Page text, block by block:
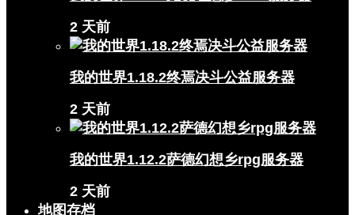
2 天前
我的世界1.18.2终焉决斗公益服务器
2 天前
我的世界1.12.2萨德幻想乡rpg服务器
2 天前
地图存档